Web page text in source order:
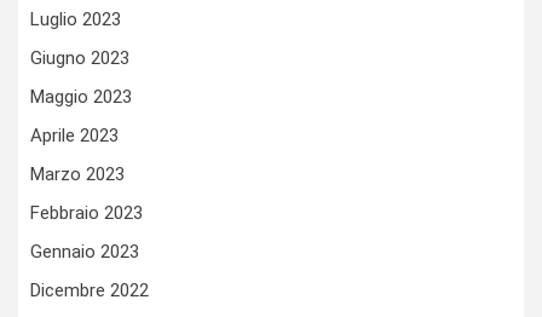
Luglio 2023
Giugno 2023
Maggio 2023
Aprile 2023
Marzo 2023
Febbraio 2023
Gennaio 2023
Dicembre 2022